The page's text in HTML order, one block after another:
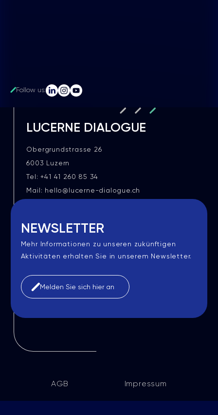
LUCERNE DIALOGUE
Obergrundstrasse 26
6003 Luzern
Tel: +41 41 260 85 34
Mail: hello@lucerne-dialogue.ch
Follow us:
NEWSLETTER
Mehr Informationen zu unseren zukünftigen
Aktivitäten erhalten Sie in unserem Newsletter.
Melden Sie sich hier an
AGB Impressum